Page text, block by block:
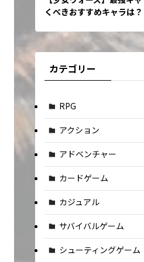
くべきおすすめキャラは？
カテゴリー
RPG
アクション
アドベンチャー
カードゲーム
カジュアル
サバイバルゲーム
シューティングゲーム